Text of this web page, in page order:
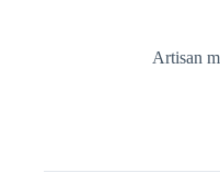
Artisan